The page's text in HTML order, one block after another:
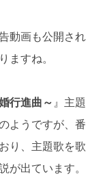
動画も公開され
ますね。
行進曲～ 』主題
ようですが、番
り、主題歌を歌
が出ています。